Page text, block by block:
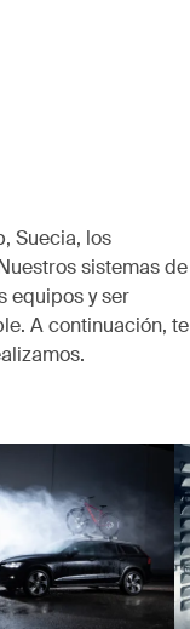
Suecia, los
sistemas de
equipos y ser
A continuación, te